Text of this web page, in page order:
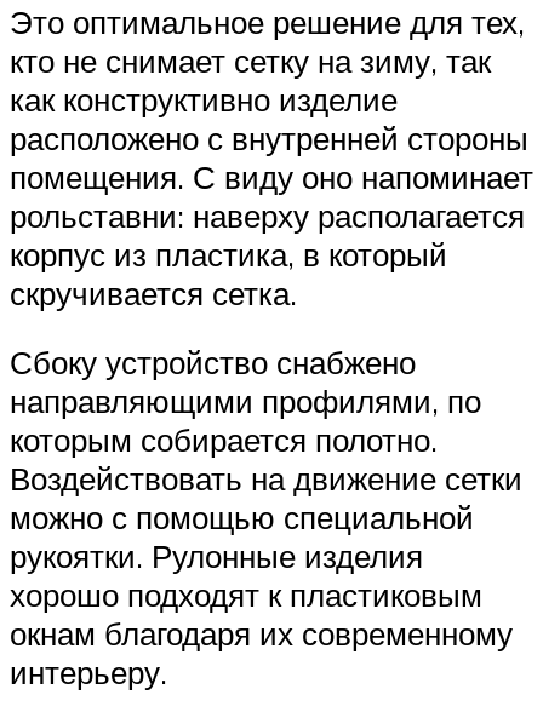
Это оптимальное решение для тех,
кто не снимает сетку на зиму, так
как конструктивно изделие
расположено с внутренней стороны
помещения. С виду оно напоминает
рольставни: наверху располагается
корпус из пластика, в который
скручивается сетка.
Сбоку устройство снабжено
направляющими профилями, по
которым собирается полотно.
Воздействовать на движение сетки
можно с помощью специальной
рукоятки. Рулонные изделия
хорошо подходят к пластиковым
окнам благодаря их современному
интерьеру.